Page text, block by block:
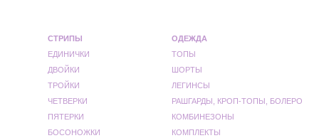
СТРИПЫ
ЕДИНИЧКИ
ДВОЙКИ
ТРОЙКИ
ЧЕТВЕРКИ
ПЯТЕРКИ
БОСОНОЖКИ
ОДЕЖДА
ТОПЫ
ШОРТЫ
ЛЕГИНСЫ
РАШГАРДЫ, КРОП-ТОПЫ, БОЛЕРО
КОМБИНЕЗОНЫ
КОМПЛЕКТЫ